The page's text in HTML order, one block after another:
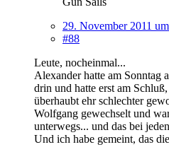
29. November 2011
#88
Leute, nocheinmal...
Alexander hatte am Sonntag
drin und hatte erst am
überhaubt ehr schlechter
Wolfgang gewechselt und
unterwegs... und das bei
Und ich habe gemeint, das